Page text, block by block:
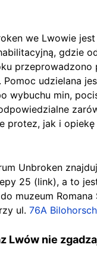
we Lwowie
gdzie
przeprowadzono
Pomoc udzielana
wybuchu min,
protez, jak i
Unbroken
25 (link), a to
muzeum
ul. 76A
Lwów nie